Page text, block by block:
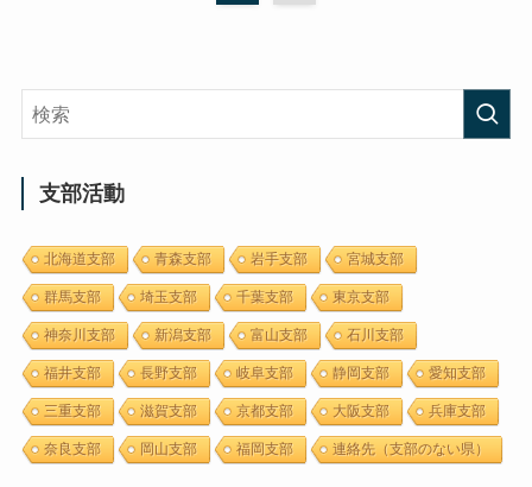
支部活動
北海道支部 青森支部 岩手支部 宮城支部
群馬支部 埼玉支部 千葉支部 東京支部
神奈川支部 新潟支部 富山支部 石川支部
福井支部 長野支部 岐阜支部 静岡支部 愛知支部
三重支部 滋賀支部 京都支部 大阪支部 兵庫支部
奈良支部 岡山支部 福岡支部 連絡先（支部のない県）